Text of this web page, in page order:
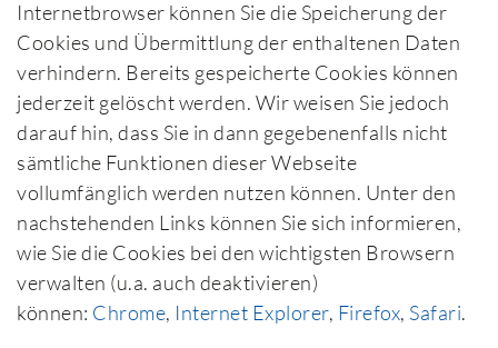
Internetbrowser können Sie die Speicherung der
Cookies und Übermittlung der enthaltenen Daten
verhindern. Bereits gespeicherte Cookies können
jederzeit gelöscht werden. Wir weisen Sie jedoch
darauf hin, dass Sie in dann gegebenenfalls nicht
sämtliche Funktionen dieser Webseite
vollumfänglich werden nutzen können. Unter den
nachstehenden Links können Sie sich informieren,
wie Sie die Cookies bei den wichtigsten Browsern
verwalten (u.a. auch deaktivieren)
können: Chrome, Internet Explorer, Firefox, Safari.